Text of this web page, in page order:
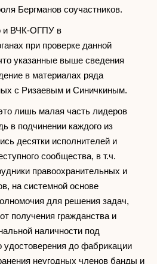
Бергманов соучастников.
и ВЧК-ОГПУ в
при проверке данной
указанные выше сведения
в материалах ряда
с Ризаевым и Синичкиным.
лишь малая часть лидеров
в подчинении каждого из
десятки исполнителей и
сообщества, в т.ч.
правоохранительных и
на системной основе
для решения задач,
получения гражданства и
наличности под
удостоверения до фабрикации
неугодных членов банды и